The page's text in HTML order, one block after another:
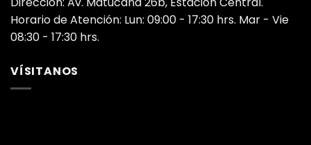
Horario de Atención: Lun: 09:00 - 17:30 hrs. Mar - Vie
08:30 - 17:30 hrs.
VÍSITANOS